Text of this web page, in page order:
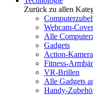
Zurück zu allen
Webcam-Cover
Alle
Gadgets
Action-
Fitness-
VR-Brillen
Alle Gadgets
Handy-